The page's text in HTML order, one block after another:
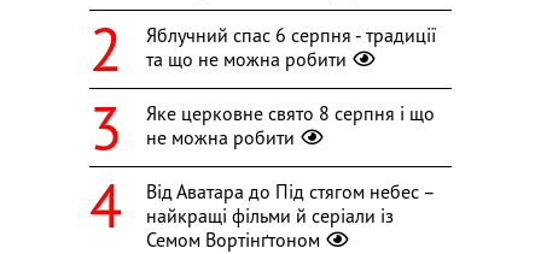
Яблучний спас 6 серпня - традиції
та що не можна робити
Яке церковне свято 8 серпня і що
не можна робити
Від Аватара до Під стягом небес –
найкращі фільми й серіали із
Семом Вортінґтоном